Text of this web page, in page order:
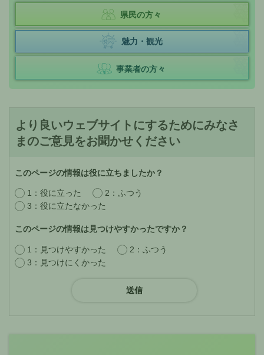
県民の方々
魅力・観光
事業者の方々
より良いウェブサイトにするためにみなさ
まのご意見をお聞かせください
このページの情報は役に立ちましたか？
1：役に立った
2：ふつう
3：役に立たなかった
このページの情報は見つけやすかったですか？
1：見つけやすかった
2：ふつう
3：見つけにくかった